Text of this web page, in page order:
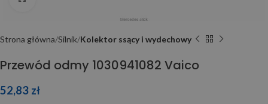
Strona główna Silnik Kolektor ssący i wydechowy
Przewód odmy 1030941082 Vaico
52,83 zł